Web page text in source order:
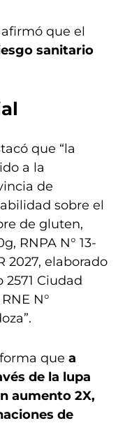
que el
sanitario
que “la
a la
de
sobre el
de gluten,
RNPA N° 13-
2027, elaborado
2571 Ciudad
N°
que a
de la lupa
aumento 2X,
de